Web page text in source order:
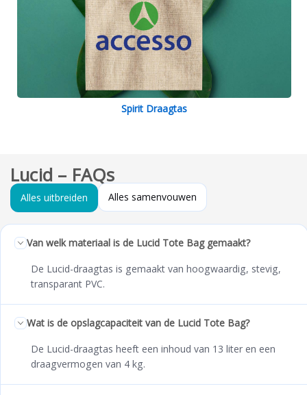
Spirit Draagtas
Lucid – FAQs
Alles uitbreiden Alles samenvouwen
Van welk materiaal is de Lucid Tote Bag gemaakt?
De Lucid-draagtas is gemaakt van hoogwaardig, stevig,
transparant PVC.
Wat is de opslagcapaciteit van de Lucid Tote Bag?
De Lucid-draagtas heeft een inhoud van 13 liter en een
draagvermogen van 4 kg.